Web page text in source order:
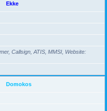
Ekke
Callsign, ATIS, MMSI, Website
Domokos